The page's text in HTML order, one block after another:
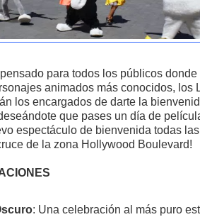
para todos los públicos donde
animados más conocidos, los
los encargados de darte la
que pases un día de
espectáculo de bienvenida todas las
de la zona Hollywood Boulevard!
: Una celebración al más puro